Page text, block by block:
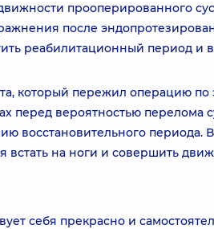
прооперированного
после
реабилитационный период и
который пережил операцию
перед вероятностью перелома
восстановительного периода.
встать на ноги и совершить
себя прекрасно и